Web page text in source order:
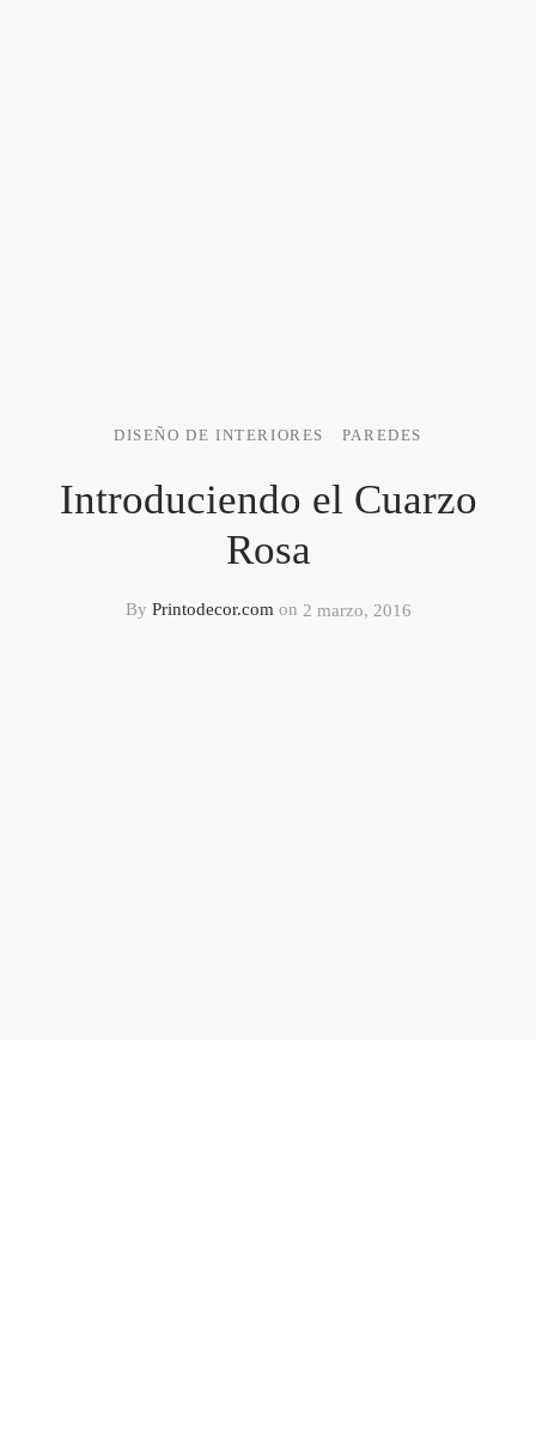
DISEÑO DE INTERIORES PAREDES
Introduciendo el Cuarzo
Rosa
By Printodecor.com on 2 marzo, 2016